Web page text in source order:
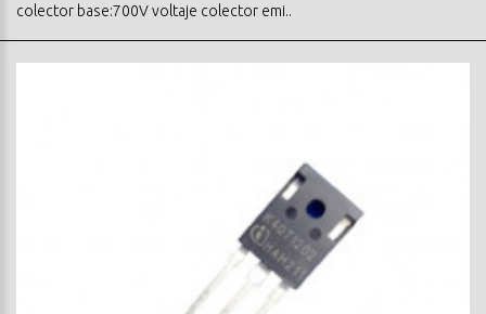
colector base:700V voltaje colector emi..